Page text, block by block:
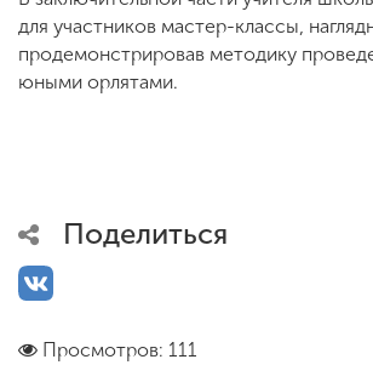
для участников мастер-классы,
продемонстрировав методику
юными орлятами.
Поделиться
Просмотров: 111